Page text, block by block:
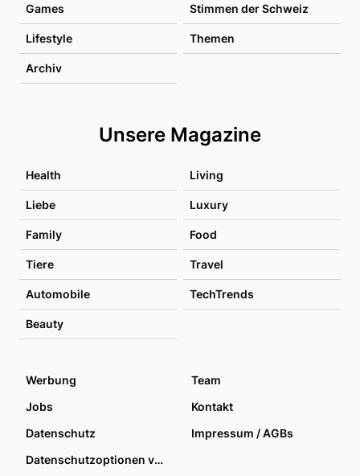
Games Stimmen der Schweiz
Lifestyle Themen
Archiv
Unsere Magazine
Health Living
Liebe Luxury
Family Food
Tiere Travel
Automobile TechTrends
Beauty
Werbung
Team
Jobs
Kontakt
Datenschutz
Impressum / AGBs
Datenschutzoptionen verwalten